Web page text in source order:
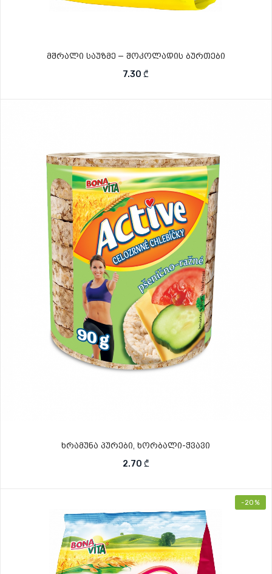
მშრალი საუზმე – შოკოლადის ბურთები
7.30 ₾
ხრამუნა პურები, ხორბალი-ჭვავი
2.70 ₾
-20%